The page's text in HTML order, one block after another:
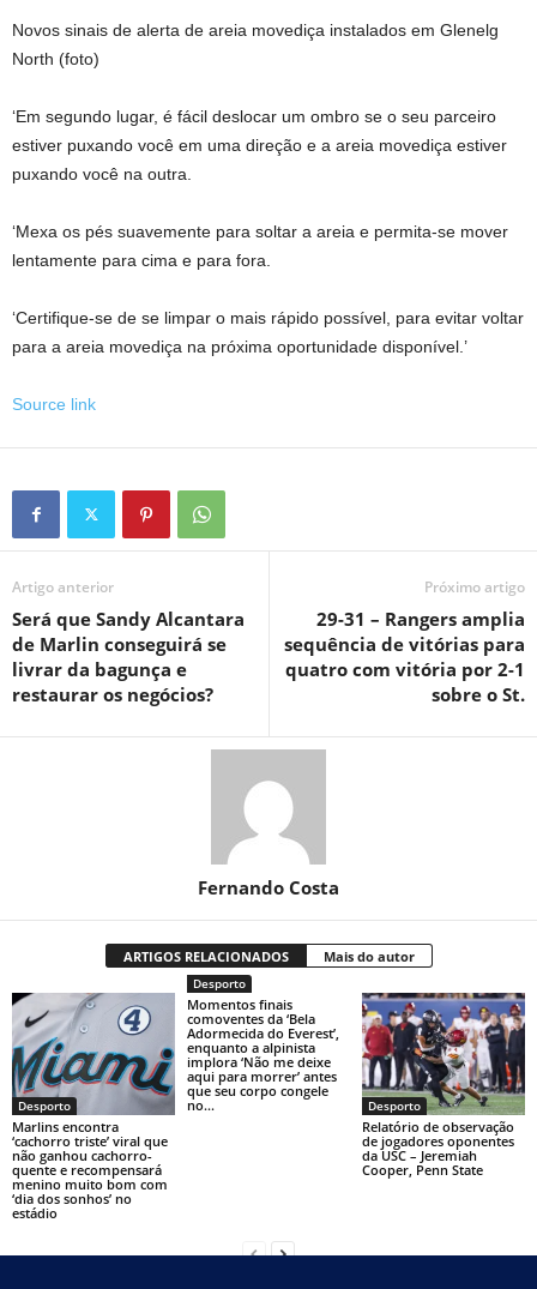
Novos sinais de alerta de areia movediça instalados em Glenelg
North (foto)
‘Em segundo lugar, é fácil deslocar um ombro se o seu parceiro
estiver puxando você em uma direção e a areia movediça estiver
puxando você na outra.
‘Mexa os pés suavemente para soltar a areia e permita-se mover
lentamente para cima e para fora.
‘Certifique-se de se limpar o mais rápido possível, para evitar voltar
para a areia movediça na próxima oportunidade disponível.’
Source link
Artigo anterior
Será que Sandy Alcantara
de Marlin conseguirá se
livrar da bagunça e
restaurar os negócios?
Próximo artigo
29-31 – Rangers amplia
sequência de vitórias para
quatro com vitória por 2-1
sobre o St.
Fernando Costa
ARTIGOS RELACIONADOS Mais do autor
Desporto
Marlins encontra
‘cachorro triste’ viral que
não ganhou cachorro-
quente e recompensará
menino muito bom com
‘dia dos sonhos’ no
estádio
Desporto
Momentos finais
comoventes da ‘Bela
Adormecida do Everest’,
enquanto a alpinista
implora ‘Não me deixe
aqui para morrer’ antes
que seu corpo congele
no...
Desporto
Relatório de observação
de jogadores oponentes
da USC – Jeremiah
Cooper, Penn State